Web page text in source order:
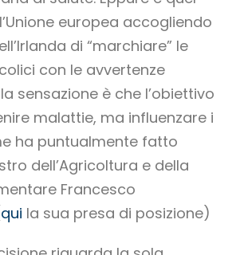
europea accogliendo
di “marchiare” le
con le avvertenze
sensazione è che l’obiettivo
malattie, ma influenzare i
ha puntualmente fatto
dell’Agricoltura e della
Francesco
qui la sua presa di posizione)